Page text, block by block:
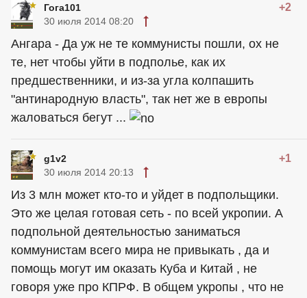
Гога101 +2
30 июля 2014 08:20
Ангара - Да уж не те коммунисты пошли, ох не
те, нет чтобы уйти в подполье, как их
предшественники, и из-за угла колпашить
"антинародную власть", так нет же в европы
жаловаться бегут ...
g1v2 +1
30 июля 2014 20:13
Из 3 млн может кто-то и уйдет в подпольщики.
Это же целая готовая сеть - по всей укропии. А
подпольной деятельностью заниматься
коммунистам всего мира не привыкать , да и
помощь могут им оказать Куба и Китай , не
говоря уже про КПРФ. В общем укропы , что не